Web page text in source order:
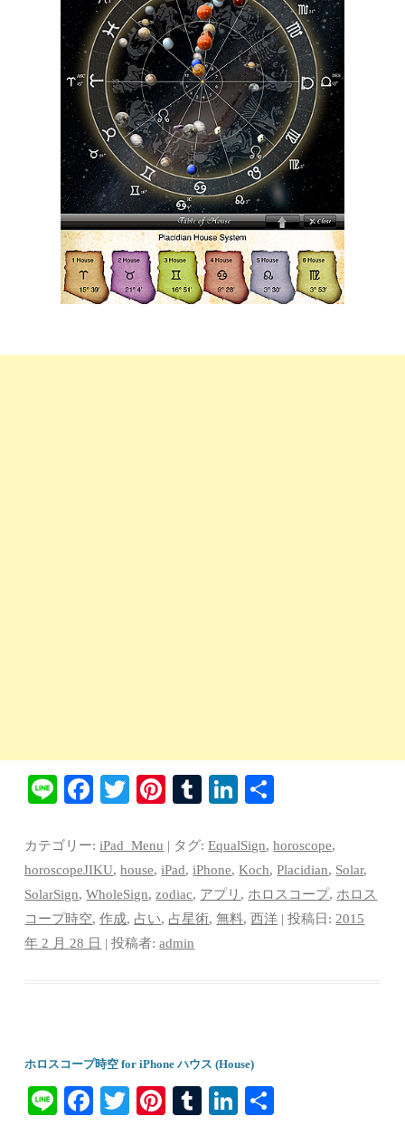
Li
Fa
bo
ok
T
tte
r
Pi
er
es
t
T
m
bl
r
Li
ed
In
カテゴリー:iPad_Menu | タグ:EqualSign,horoscope,
horoscopeJIKU,house,iPad,iPhone,Koch,Placidian, Solar,
SolarSign,WholeSign,zodiac, アプリ , ホロスコープ, ホロス
コープ時空,作成, 占い, 占星術,無料,西洋 | 投稿日: 2015
年 2 月 28 日 |投稿者:admin
ホロスコープ時空 for iPhone ハウス (House)
Li
Fa T
Pi
T
Li